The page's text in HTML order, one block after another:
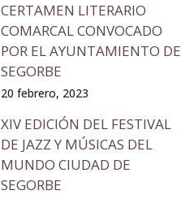
CERTAMEN LITERARIO
COMARCAL CONVOCADO
POR EL AYUNTAMIENTO DE
SEGORBE
20 febrero, 2023
XIV EDICIÓN DEL FESTIVAL
DE JAZZ Y MÚSICAS DEL
MUNDO CIUDAD DE
SEGORBE